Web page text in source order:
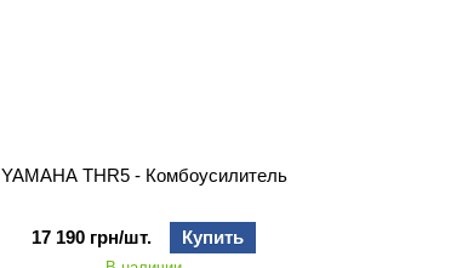
YAMAHA THR5 - Комбоусилитель
17 190 грн/шт. Купить